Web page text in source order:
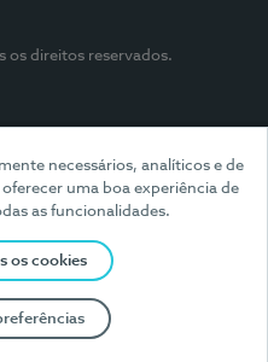
necessários, analíticos e de
uma boa experiência de
as funcionalidades.
os cookies
os direitos reservados.